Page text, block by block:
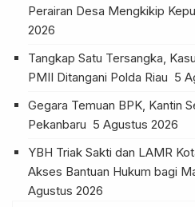
Perairan Desa Mengkikip
2026
Tangkap Satu Tersangka,
PMII Ditangani Polda Riau 5
Gegara Temuan BPK, Kantin
Pekanbaru 5 Agustus 2026
YBH Triak Sakti dan LAMR
Akses Bantuan Hukum bagi
Agustus 2026